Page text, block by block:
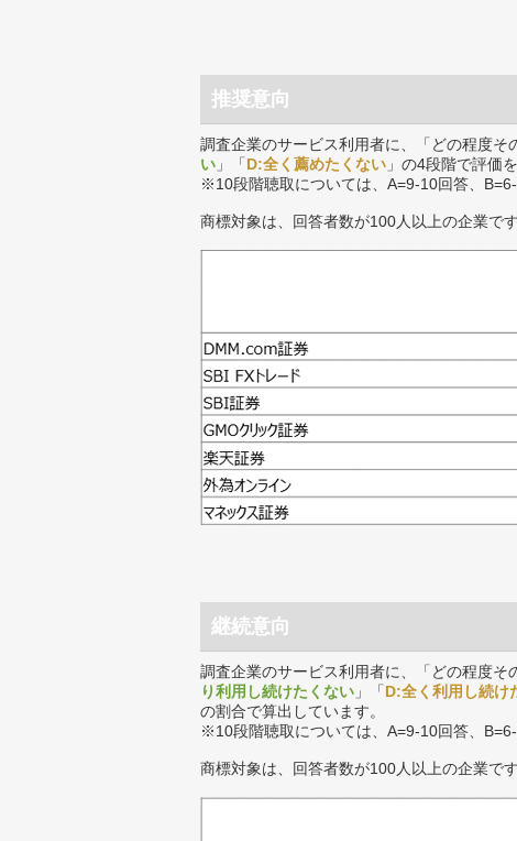
推奨意向
調査企業のサービス利用者に、「どの程度
い 」「D:全く薦めたくない 」の4段階で評価
※10段階聴取については、A=9-10回答、
商標対象は、回答者数が100人以上の企業です
継続意向
調査企業のサービス利用者に、「どの程度
り利用し続けたくない 」「D:全く利用し続け
の割合で算出しています。
※10段階聴取については、A=9-10回答、
商標対象は、回答者数が100人以上の企業です